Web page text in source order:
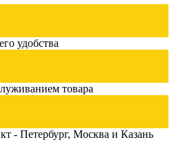
удобства
товара
- Петербург, Москва и Казань